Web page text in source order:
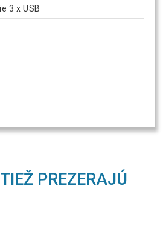
3 x USB
PREZERAJÚ